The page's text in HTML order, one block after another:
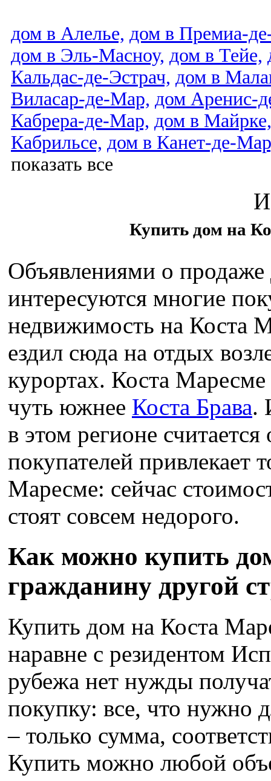
дом в Алелье, дом в Премиа-
дом в Эль-Масноу, дом в Тейе,
Кальдас-де-Эстрач, дом в
Виласар-де-Мар, дом Аренис-
Кабрера-де-Мар, дом в Майрке,
Кабрильсе, дом в Канет-де-
показать все
Купить дом на
Объявлениями о
интересуются многие
недвижимость на Коста
ездил сюда на отдых
курортах. Коста
чуть южнее Коста Брава.
в этом регионе
покупателей привлекает
Маресме: сейчас
стоят совсем недорого.
Как можно купить
гражданину другой
Купить дом на Коста
наравне с резидентом
рубежа нет нужды
покупку: все, что нужно
– только сумма,
Купить можно любой